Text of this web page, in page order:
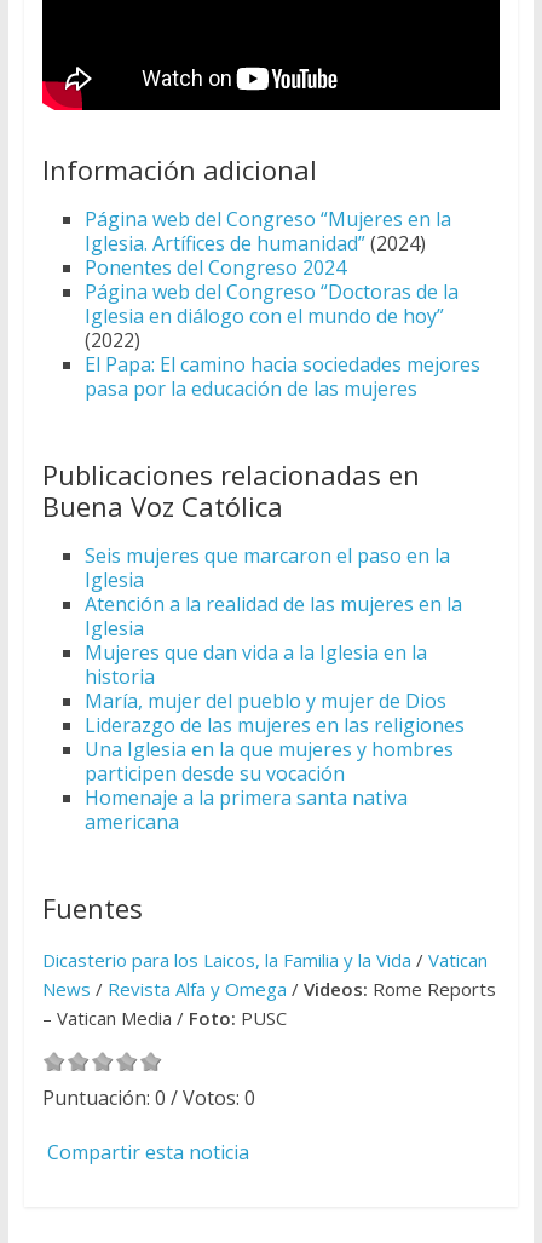
Información adicional
Página web del Congreso “Mujeres en la
Iglesia. Artífices de humanidad”(2024)
Ponentes del Congreso 2024
Página web del Congreso “Doctoras de la
Iglesia en diálogo con el mundo de hoy”
(2022)
El Papa: El camino hacia sociedades mejores
pasa por la educación de las mujeres
Publicaciones relacionadas en
Buena Voz Católica
Seis mujeres que marcaron el paso en la
Iglesia
Atención a la realidad de las mujeres en la
Iglesia
Mujeres que dan vida a la Iglesia en la
historia
María, mujer del pueblo y mujer de Dios
Liderazgo de las mujeres en las religiones
Una Iglesia en la que mujeres y hombres
participen desde su vocación
Homenaje a la primera santa nativa
americana
Fuentes
Dicasterio para los Laicos, la Familia y la Vida / Vatican
News / Revista Alfa y Omega / Videos: Rome Reports
– Vatican Media / Foto: PUSC
Puntuación: 0 / Votos: 0
Compartir esta noticia